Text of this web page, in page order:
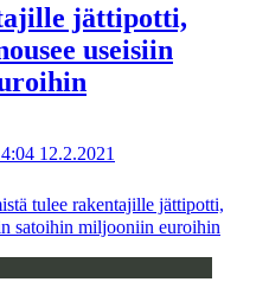
jättipotti,
useisiin
12.2.2021
tulee rakentajille jättipotti,
satoihin miljooniin euroihin